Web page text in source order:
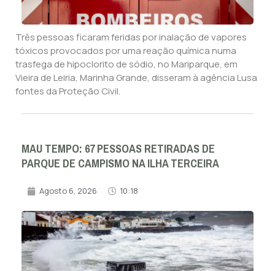
Três pessoas ficaram feridas por inalação de vapores
tóxicos provocados por uma reação química numa
trasfega de hipoclorito de sódio, no Mariparque, em
Vieira de Leiria, Marinha Grande, disseram à agência Lusa
fontes da Proteção Civil.
MAU TEMPO: 67 PESSOAS RETIRADAS DE
PARQUE DE CAMPISMO NA ILHA TERCEIRA
Agosto 6, 2026 10:18